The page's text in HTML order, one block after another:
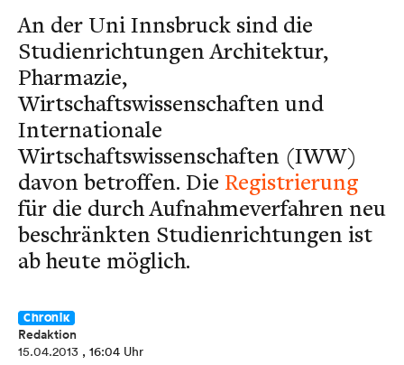
An der Uni Innsbruck sind die
Studienrichtungen Architektur,
Pharmazie,
Wirtschaftswissenschaften und
Internationale
Wirtschaftswissenschaften (IWW)
davon betroffen. Die Registrierung
für die durch Aufnahmeverfahren neu
beschränkten Studienrichtungen ist
ab heute möglich.
Chronik
Redaktion
15.04.2013 , 16:04 Uhr